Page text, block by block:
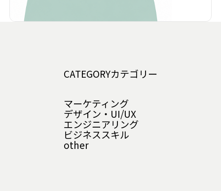
CATEGORYカテゴリー
マーケティング
デザイン・UI/UX
エンジニアリング
ビジネススキル
other